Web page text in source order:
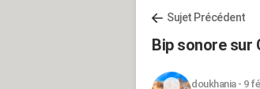
Sujet Précédent
Bip sonore sur
doukhania- 9